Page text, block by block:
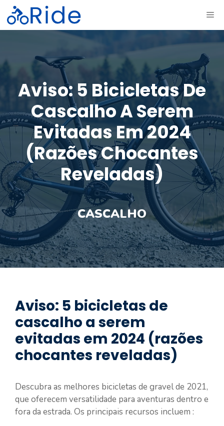
Saltar
para
o
Aviso: 5 Bicicletas De
Cascalho A Serem
Evitadas Em 2024
(razões Chocantes
Reveladas)
CASCALHO
Aviso: 5 bicicletas de
cascalho a serem
evitadas em 2024 (razões
chocantes reveladas)
Descubra as melhores bicicletas de gravel de 2021,
que oferecem versatilidade para aventuras dentro e
fora da estrada. Os principais recursos incluem :